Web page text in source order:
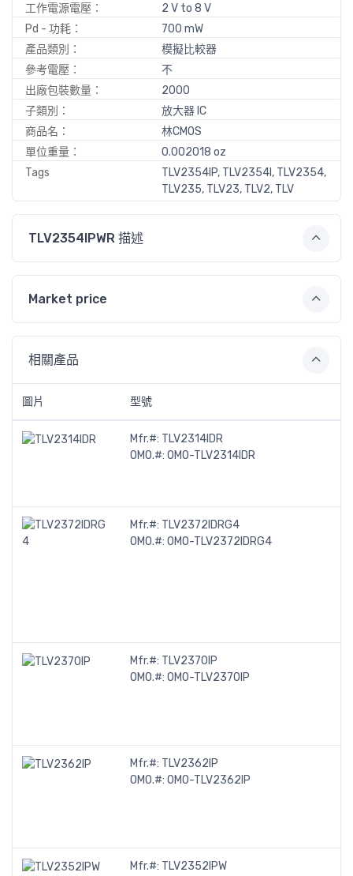
工作電源電壓：
2 V to 8 V
Pd - 功耗：
700 mW
產品類別：
模擬比較器
參考電壓：
不
出廠包裝數量：
2000
子類別：
放大器 IC
商品名：
林CMOS
單位重量：
0.002018 oz
Tags
TLV2354IP, TLV2354I, TLV2354,
TLV235, TLV23, TLV2, TLV
TLV2354IPWR 描述
Market price
相關產品
圖片 型號
Mfr.#: TLV2314IDR
OMO.#: OMO-TLV2314IDR
Mfr.#: TLV2372IDRG4
OMO.#: OMO-TLV2372IDRG4
Mfr.#: TLV2370IP
OMO.#: OMO-TLV2370IP
Mfr.#: TLV2362IP
OMO.#: OMO-TLV2362IP
Mfr.#: TLV2352IPW